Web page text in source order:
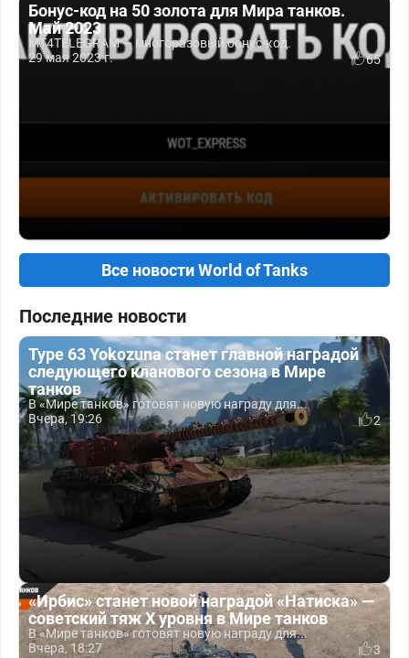
Бонус-код на 50 золота для Мира танков.
Май 2023
MT4TELEGRAM — многоразовый бонус-код.
29 мая 2023 г.
65
Все новости World of Tanks
Последние новости
Type 63 Yokozuna станет главной наградой
следующего кланового сезона в Мире
танков
В «Мире танков» готовят новую награду для...
Вчера, 19:26
2
«Ирбис» станет новой наградой «Натиска» —
советский тяж X уровня в Мире танков
В «Мире танков» готовят новую награду для...
Вчера, 18:27
3